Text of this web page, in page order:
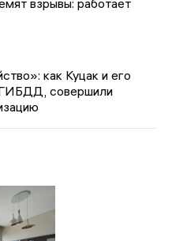
взрывы: работает
как Куцак и его
совершили